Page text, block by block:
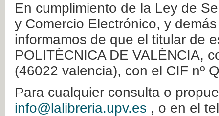
En cumplimiento de la Ley de
y Comercio Electrónico, y
informamos de que el titular de
POLITÈCNICA DE VALÈNCIA,
(46022 valencia), con el CIF nº
Para cualquier consulta o
info@lalibreria.upv.es , o en el